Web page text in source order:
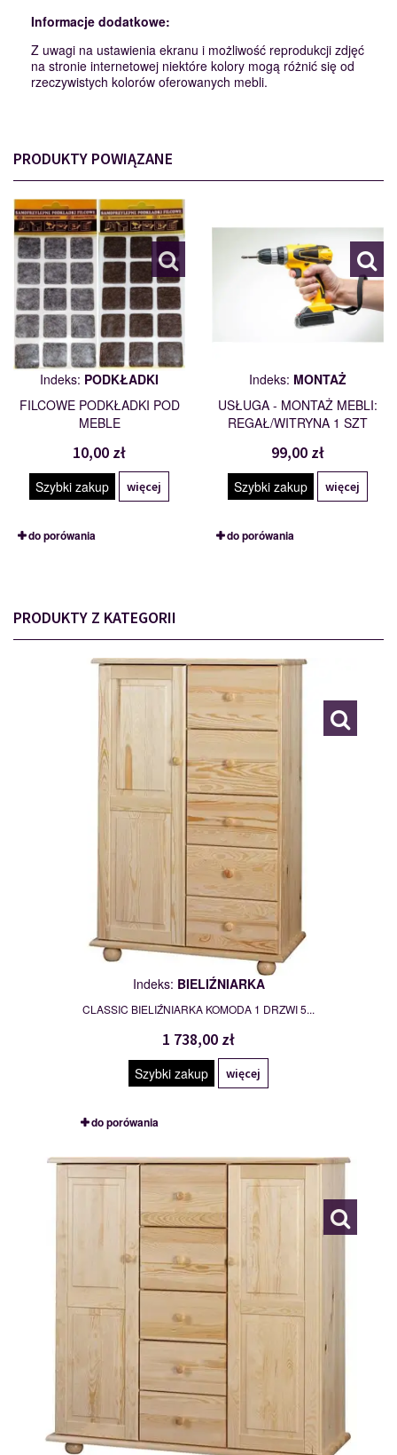
Informacje dodatkowe:
Z uwagi na ustawienia ekranu i możliwość reprodukcji zdjęć
na stronie internetowej niektóre kolory mogą różnić się od
rzeczywistych kolorów oferowanych mebli.
PRODUKTY POWIĄZANE
PODKŁADKI
110562
Indeks: PODKŁADKI
FILCOWE PODKŁADKI POD
MEBLE
10,00 zł
Szybki zakup więcej
do porówania
Indeks: MONTAŻ
USŁUGA - MONTAŻ MEBLI:
REGAŁ/WITRYNA 1 SZT
99,00 zł
Szybki zakup więcej
do porówania
PRODUKTY Z KATEGORII
BIELIŹNIARKA
109675
Indeks: BIELIŹNIARKA
CLASSIC BIELIŹNIARKA KOMODA 1 DRZWI 5...
1 738,00 zł
Szybki zakup więcej
do porówania
BIELIŹNIARKA